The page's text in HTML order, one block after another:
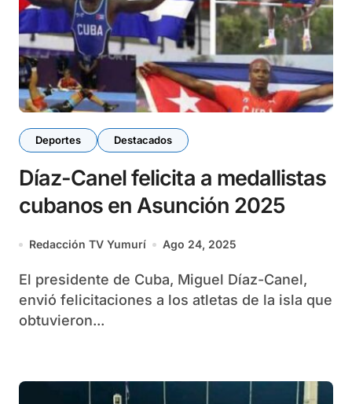
Deportes Destacados
Díaz-Canel felicita a medallistas
cubanos en Asunción 2025
Redacción TV Yumurí Ago 24, 2025
El presidente de Cuba, Miguel Díaz-Canel,
envió felicitaciones a los atletas de la isla que
obtuvieron...